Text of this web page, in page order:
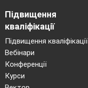
Підвищення
кваліфікації
Підвищення кваліфікації
Вебінари
Конференції
Курси